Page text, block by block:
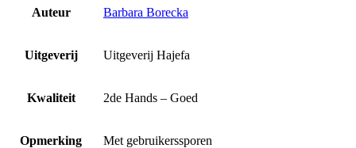
Auteur Barbara Borecka
Uitgeverij Uitgeverij Hajefa
Kwaliteit 2de Hands – Goed
Opmerking Met gebruikerssporen